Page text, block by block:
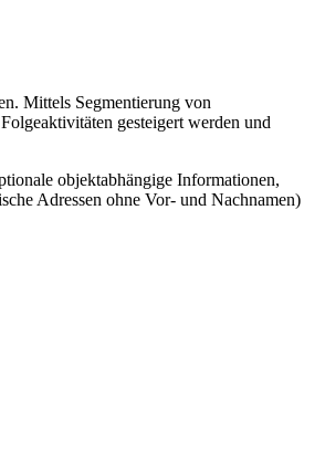
Mittels Segmentierung von
gesteigert werden und
objektabhängige Informationen,
Adressen ohne Vor- und Nachnamen)